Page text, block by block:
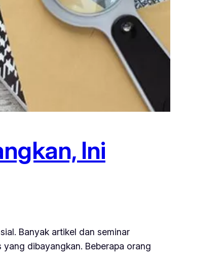
Ini
Banyak artikel dan seminar
yang dibayangkan. Beberapa orang